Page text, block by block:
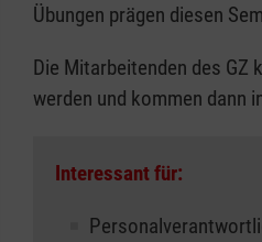
Übungen prägen diesen
Die Mitarbeitenden des GZ
werden und kommen dann
Interessant für: